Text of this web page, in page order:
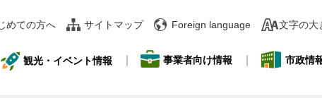
めての方へ サイトマップ Foreign language 文字の大
観光・イベント情報 事業者向け情報 市政情